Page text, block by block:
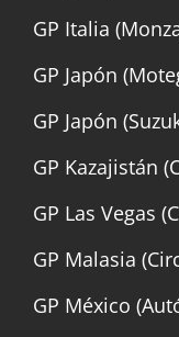
GP Italia
GP Japón
GP Japón
GP Kazajistán
GP Las Vegas
GP Malasia
GP México